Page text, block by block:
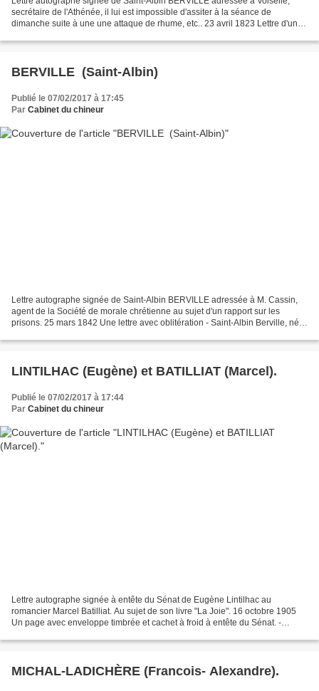
secrétaire de l'Athénée, il lui est impossible d'assiter à la séance de
dimanche suite à une une attaque de rhume, etc.. 23 avril 1823 Lettre d'une
BERVILLE (Saint-Albin)
Publié le 07/02/2017 à 17:45
Par Cabinet du chineur
Lettre autographe signée de Saint-Albin BERVILLE adressée à M. Cassin,
agent de la Société de morale chrétienne au sujet d'un rapport sur les
prisons. 25 mars 1842 Une lettre avec oblitération - Saint-Albin Berville, né
LINTILHAC (Eugène) et BATILLIAT (Marcel).
Publié le 07/02/2017 à 17:44
Par Cabinet du chineur
Lettre autographe signée à entête du Sénat de Eugène Lintilhac au
romancier Marcel Batilliat. Au sujet de son livre "La Joie". 16 octobre 1905
Un page avec enveloppe timbrée et cachet à froid à entête du Sénat. -
MICHAL-LADICHÈRE (Francois- Alexandre).